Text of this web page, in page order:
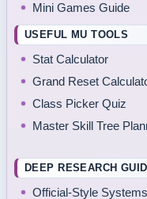
Mini Games Guide
USEFUL MU TOOLS
Stat Calculator
Grand Reset
Class Picker Quiz
Master Skill Tree
DEEP RESEARCH
Official-Style Systems